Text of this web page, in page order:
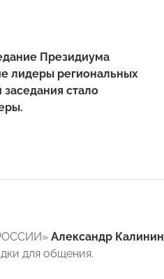
Президиума
лидеры региональных
стало
Александр Калинин
для общения.